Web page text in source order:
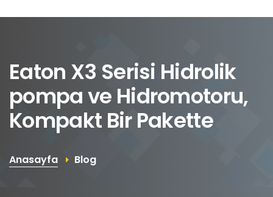
Eaton X3 Serisi Hidrolik
pompa ve Hidromotoru,
Kompakt Bir Pakette
Anasayfa Blog